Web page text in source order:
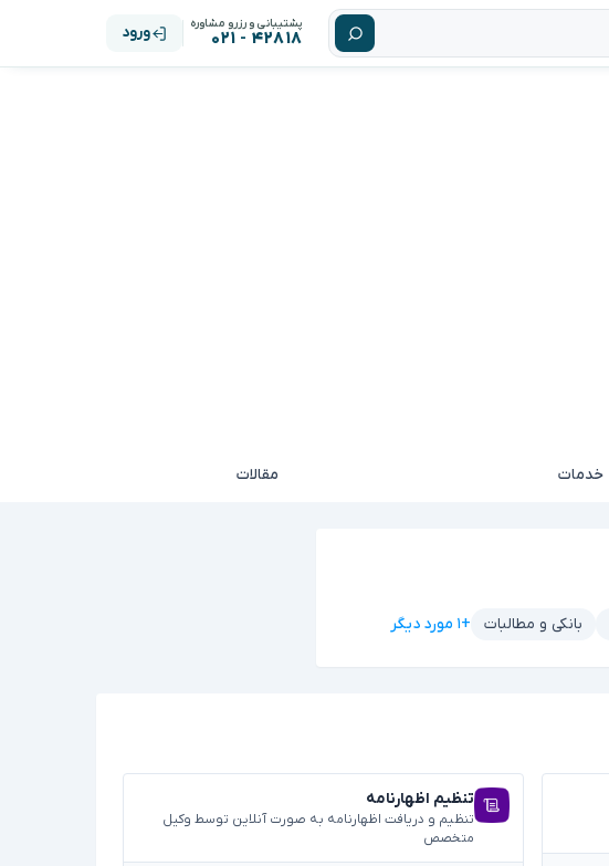
پشتیبانی و رزرو مشاوره
۴۲۸۱۸ - ۰۲۱ ورود
خدمات مقالات
بانکی و مطالبات +۱ مورد دیگر
تنظیم اظهارنامه
تنظیم و دریافت اظهارنامه به صورت آنلاین توسط وکیل
متخصص